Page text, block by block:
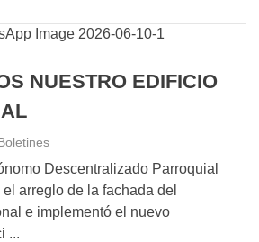
NUESTRO EDIFICIO
Descentralizado Parroquial
arreglo de la fachada del
e implementó el nuevo
...